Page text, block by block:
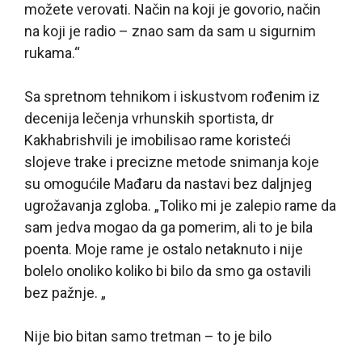
možete verovati. Način na koji je govorio, način
na koji je radio – znao sam da sam u sigurnim
rukama.“
Sa spretnom tehnikom i iskustvom rođenim iz
decenija lečenja vrhunskih sportista, dr
Kakhabrishvili je imobilisao rame koristeći
slojeve trake i precizne metode snimanja koje
su omogućile Mađaru da nastavi bez daljnjeg
ugrožavanja zgloba. „Toliko mi je zalepio rame da
sam jedva mogao da ga pomerim, ali to je bila
poenta. Moje rame je ostalo netaknuto i nije
bolelo onoliko koliko bi bilo da smo ga ostavili
bez pažnje. „
Nije bio bitan samo tretman – to je bilo